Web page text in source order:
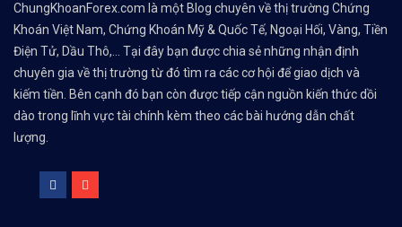
ChungKhoanForex.com là một Blog chuyên về thị trường Chứng
Khoán Việt Nam, Chứng Khoán Mỹ & Quốc Tế, Ngoại Hối, Vàng, Tiền
Điện Tử, Dầu Thô,... Tại đây bạn được chia sẻ những nhận định
chuyên gia về thị trường từ đó tìm ra các cơ hội để giao dịch và
kiếm tiền. Bên cạnh đó bạn còn được tiếp cận nguồn kiến thức dồi
dào trong lĩnh vực tài chính kèm theo các bài hướng dẫn chất
lượng.